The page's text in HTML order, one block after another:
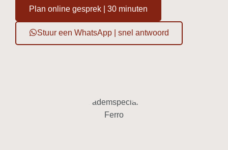
Plan online gesprek | 30 minuten
Stuur een WhatsApp | snel antwoord